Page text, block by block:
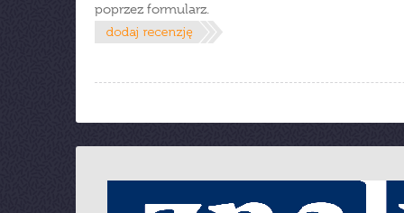
poprzez formularz.